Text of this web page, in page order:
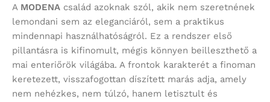
A MODENA család azoknak szól, akik nem szeretnének
lemondani sem az eleganciáról, sem a praktikus
mindennapi használhatóságról. Ez a rendszer első
pillantásra is kifinomult, mégis könnyen beilleszthető a
mai enteriőrök világába. A frontok karakterét a finoman
keretezett, visszafogottan díszített marás adja, amely
nem nehézkes, nem túlzó, hanem letisztult és